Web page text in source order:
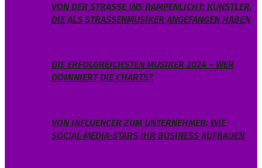
VON DER STRASSE INS RAMPENLICHT: KÜNSTLER, D
IE ALS STRASSENMUSIKER ANGEFANGEN HABEN
DIE ERFOLGREICHSTEN MUSIKER 2024 – WER
DOMINIERT DIE CHARTS?
VON INFLUENCER ZUM UNTERNEHMER: WIE
SOCIAL-MEDIA-STARS IHR BUSINESS AUFBAUEN